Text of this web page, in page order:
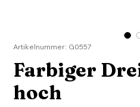
Artikelnummer: G0557
Farbiger
hoch